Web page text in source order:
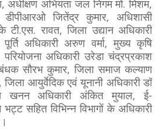
अधीक्षण अभियंता जल निगम मो. मिशम,
जितेंद्र कुमार, अधिशासी
रावत, जिला उद्यान अधिकारी
अधिकारी अरुण वर्मा, मुख्य कृषि
अधिकारी उरेडा चंद्रप्रकाश
सौरभ कुमार, जिला समाज कल्याण
जिला आयुर्वेदिक एवं यूनानी अधिकारी डॉ
खनन अधिकारी अंकित मुयाल, ई-
सहित विभिन्न विभागों के अधिकारी